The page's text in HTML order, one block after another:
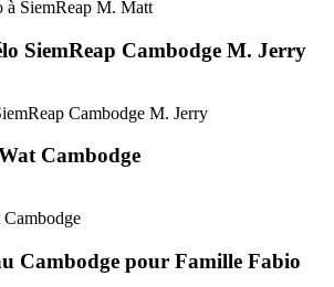
SiemReap Cambodge M. Jerry
Cambodge
Cambodge pour Famille Fabio